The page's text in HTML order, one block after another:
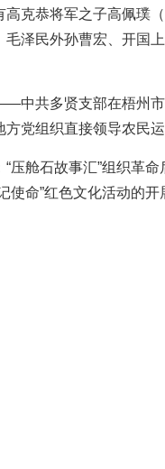
克恭将军之子高佩璞
泽民外孙曹宏、开国
中共多贤支部在梧州
党组织直接领导农民运
压舱石故事汇”组织革
使命”红色文化活动的